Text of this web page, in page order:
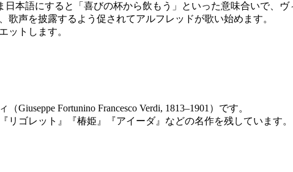
日本語にすると「喜びの杯から飲もう」といった意味合いで、ヴ
声を披露するよう促されてアルフレッドが歌い始めます。
ットします。
Fortunino Francesco Verdi, 1813–1901）です。
ゴレット』『椿姫』『アイーダ』などの名作を残しています。